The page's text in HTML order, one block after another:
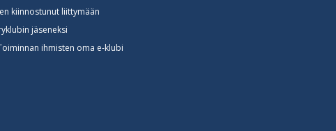
kiinnostunut liittymään
jäseneksi
ihmisten oma e-klubi